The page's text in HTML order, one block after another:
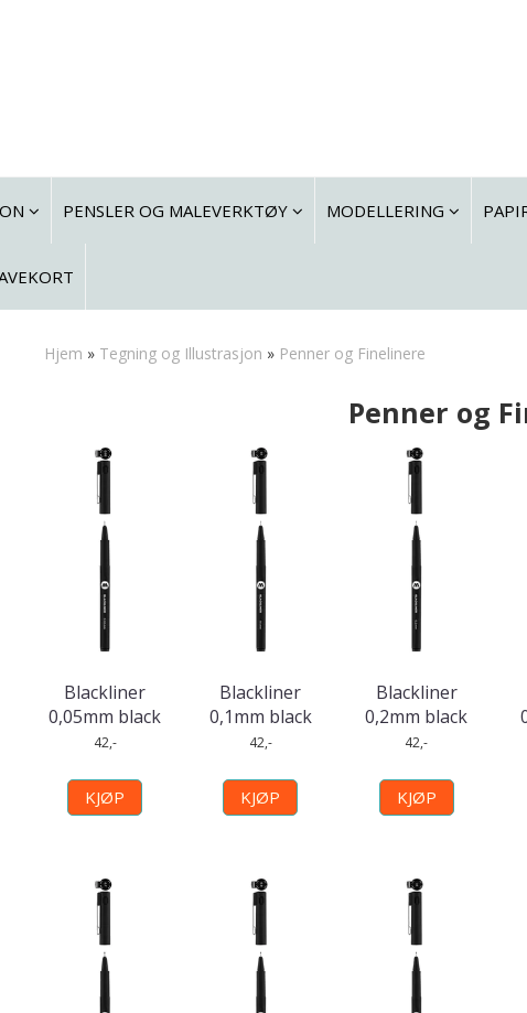
PENSLER OG MALEVERKTØY MODELLERING
Hjem » Tegning og Illustrasjon » Penner og Finelinere
Penner og
Blackliner
0,05mm black
42,-
KJØP
Blackliner
0,1mm black
42,-
KJØP
Blackliner
0,2mm black
42,-
KJØP